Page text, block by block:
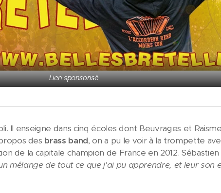
Lien sponsorisé
Il enseigne dans cinq écoles dont Beuvrages et
des brass band, on a pu le voir à la trompette
de la capitale champion de France en 2012.
mélange de tout ce que j'ai pu apprendre, et leur son